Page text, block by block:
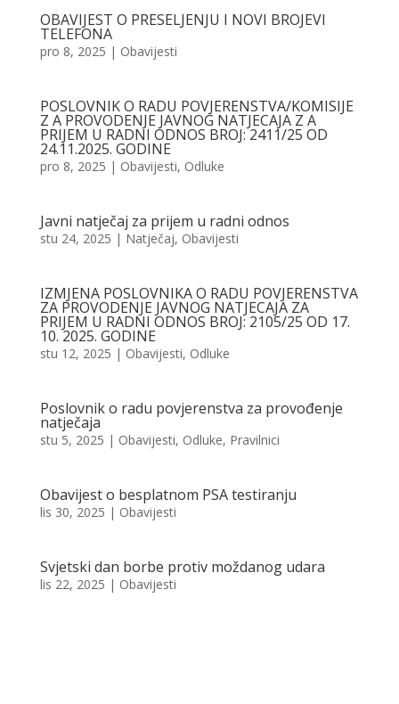
OBAVIJEST O PRESELJENJU I NOVI BROJEVI
TELEFONA
pro 8, 2025 | Obavijesti
POSLOVNIK O RADU POVJERENSTVA/KOMISIJE
Z A PROVODENJE JAVNOG NATJECAJA Z A
PRIJEM U RADNI ODNOS BROJ: 2411/25 OD
24.11.2025. GODINE
pro 8, 2025 | Obavijesti, Odluke
Javni natječaj za prijem u radni odnos
stu 24, 2025 | Natječaj, Obavijesti
IZMJENA POSLOVNIKA O RADU POVJERENSTVA
ZA PROVODENJE JAVNOG NATJECAJA ZA
PRIJEM U RADNI ODNOS BROJ: 2105/25 OD 17.
10. 2025. GODINE
stu 12, 2025 | Obavijesti, Odluke
Poslovnik o radu povjerenstva za provođenje
natječaja
stu 5, 2025 | Obavijesti, Odluke, Pravilnici
Obavijest o besplatnom PSA testiranju
lis 30, 2025 | Obavijesti
Svjetski dan borbe protiv moždanog udara
lis 22, 2025 | Obavijesti